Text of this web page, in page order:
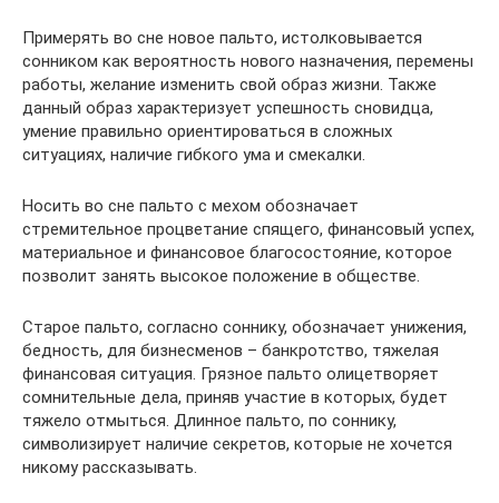
Примерять во сне новое пальто, истолковывается
сонником как вероятность нового назначения, перемены
работы, желание изменить свой образ жизни. Также
данный образ характеризует успешность сновидца,
умение правильно ориентироваться в сложных
ситуациях, наличие гибкого ума и смекалки.
Носить во сне пальто с мехом обозначает
стремительное процветание спящего, финансовый успех,
материальное и финансовое благосостояние, которое
позволит занять высокое положение в обществе.
Старое пальто, согласно соннику, обозначает унижения,
бедность, для бизнесменов – банкротство, тяжелая
финансовая ситуация. Грязное пальто олицетворяет
сомнительные дела, приняв участие в которых, будет
тяжело отмыться. Длинное пальто, по соннику,
символизирует наличие секретов, которые не хочется
никому рассказывать.